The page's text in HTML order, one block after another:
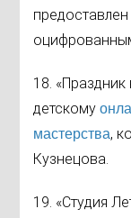
18.
детскому
мастерства,
Кузнецова.
19. «Студия